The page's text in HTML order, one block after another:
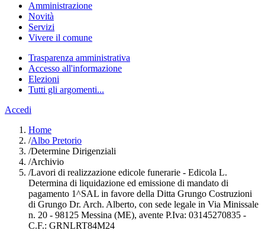
Amministrazione
Novità
Servizi
Vivere il comune
Trasparenza amministrativa
Accesso all'informazione
Elezioni
Tutti gli argomenti...
Accedi
Home
/Albo Pretorio
/Determine Dirigenziali
/Archivio
/Lavori di realizzazione edicole funerarie - Edicola L.
Determina di liquidazione ed emissione di mandato di
pagamento 1^SAL in favore della Ditta Grungo Costruzioni
di Grungo Dr. Arch. Alberto, con sede legale in Via Minissale
n. 20 - 98125 Messina (ME), avente P.Iva: 03145270835 -
C.F.: GRNLRT84M24